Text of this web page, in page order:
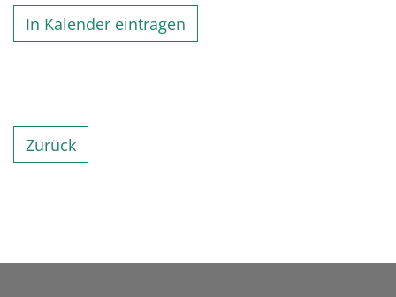
In Kalender eintragen
Zurück